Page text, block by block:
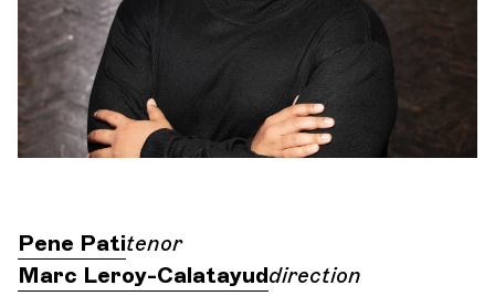
Pene Patitenor
Marc Leroy-Calatayuddirection
L'OCG
Espace Pro
Se connecter